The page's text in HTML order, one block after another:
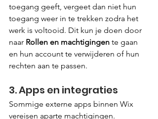
toegang geeft, vergeet dan niet hun
toegang weer in te trekken zodra het
werk is voltooid. Dit kun je doen door
naar Rollen en machtigingen te gaan
en hun account te verwijderen of hun
rechten aan te passen.
3. Apps en integraties
Sommige externe apps binnen Wix
vereisen aparte machtigingen.